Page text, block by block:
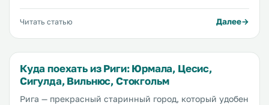
означает «морской берег». Но есть еще несколько
вариантов...
Читать статью Далее
Куда поехать из Риги: Юрмала, Цесис,
Сигулда, Вильнюс, Стокгольм
Рига — прекрасный старинный город, который удобен